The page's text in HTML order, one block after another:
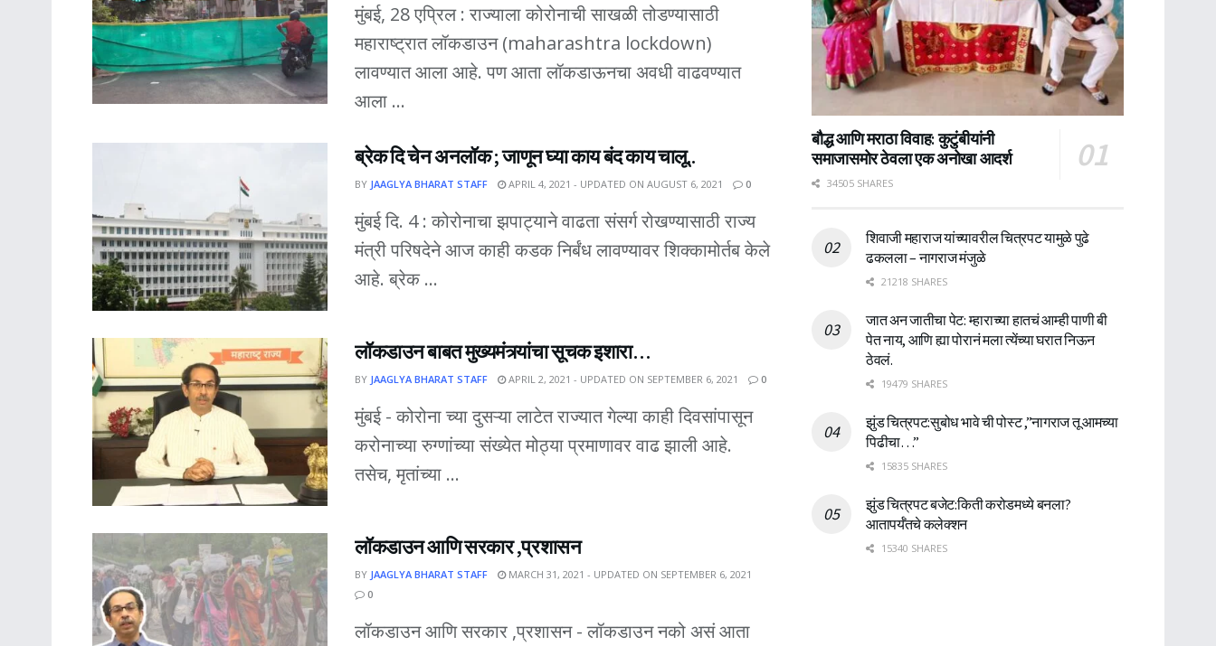
मुंबई, 28 एप्रिल : राज्याला कोरोनाची साखळी तोडण्यासाठी
महाराष्ट्रात लॉकडाउन (maharashtra lockdown)
लावण्यात आला आहे. पण आता लॉकडाऊनचा अवधी वाढवण्यात
आला ...
ब्रेक दि चेन अनलॉक ; जाणून घ्या काय बंद काय चालू..
BY JAAGLYA BHARAT STAFF APRIL 4, 2021 - UPDATED ON AUGUST 6, 2021 0
मुंबई दि. 4 : कोरोनाचा झपाट्याने वाढता संसर्ग रोखण्यासाठी राज्य
मंत्री परिषदेने आज काही कडक निर्बंध लावण्यावर शिक्कामोर्तब केले
आहे. ब्रेक ...
लॉकडाउन बाबत मुख्यमंत्र्यांचा सूचक इशारा…
BY JAAGLYA BHARAT STAFF APRIL 2, 2021 - UPDATED ON SEPTEMBER 6, 2021 0
मुंबई - कोरोना च्या दुसऱ्या लाटेत राज्यात गेल्या काही दिवसांपासून
करोनाच्या रुग्णांच्या संख्येत मोठ्या प्रमाणावर वाढ झाली आहे.
तसेच, मृतांच्या ...
लॉकडाउन आणि सरकार ,प्रशासन
BY JAAGLYA BHARAT STAFF
MARCH 31, 2021 - UPDATED ON SEPTEMBER 6, 2021
0
लॉकडाउन आणि सरकार ,प्रशासन - लॉकडाउन नको असं आता
बौद्ध आणि मराठा विवाह: कुटुंबीयांनी
समाजासमोर ठेवला एक अनोखा आदर्श
34505 SHARES
शिवाजी महाराज यांच्यावरील चित्रपट यामुळे पुढे
ढकलला – नागराज मंजुळे
21218 SHARES
जात अन जातीचा पेट: म्हाराच्या हातचं आम्ही पाणी बी
पेत नाय, आणि ह्या पोरानं मला त्येंच्या घरात निऊन
ठेवलं.
19479 SHARES
झुंड चित्रपट:सुबोध भावे ची पोस्ट ,”नागराज तू आमच्या
पिढीचा…”
15835 SHARES
झुंड चित्रपट बजेट:किती करोडमध्ये बनला?
आतापर्यँतचे कलेक्शन
15340 SHARES